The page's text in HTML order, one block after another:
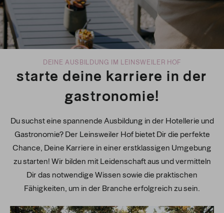
DEINE AUSBILDUNG IM LEINSWEILER HOF
starte deine karriere in der
gastronomie!
Du suchst eine spannende Ausbildung in der Hotellerie und
Gastronomie? Der Leinsweiler Hof bietet Dir die perfekte
Chance, Deine Karriere in einer erstklassigen Umgebung
zu starten! Wir bilden mit Leidenschaft aus und vermitteln
Dir das notwendige Wissen sowie die praktischen
Fähigkeiten, um in der Branche erfolgreich zu sein.